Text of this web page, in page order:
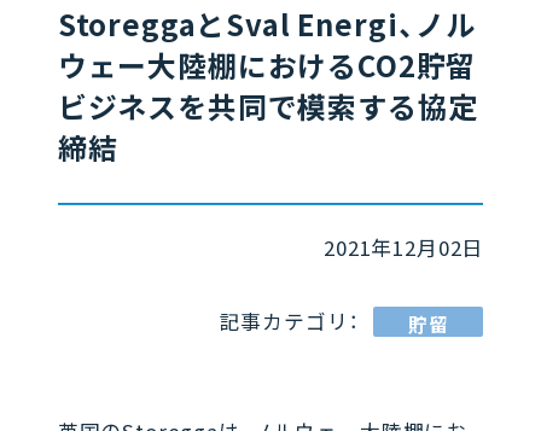
StoreggaとSval Energi、ノル
ウェー大陸棚におけるCO2貯留
ビジネスを共同で模索する協定
締結
2021年12月02日
記事カテゴリ： 貯留